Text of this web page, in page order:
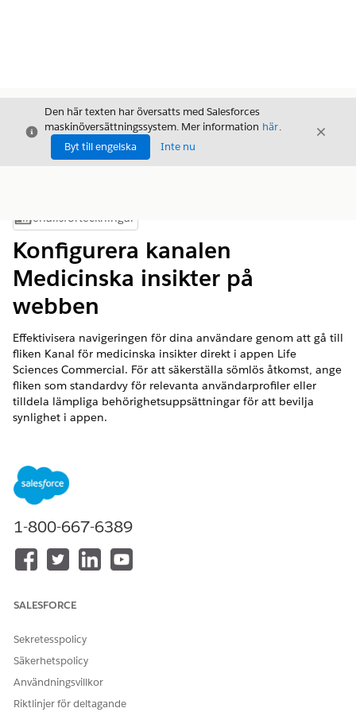
Stäng
Den här texten har översatts med Salesforces
maskinöversättningssystem. Mer information här.
Byt till engelska
Inte nu
Stäng
Visa innehållsförteckning
Innehållsförteckningar
Konfigurera kanalen
Medicinska insikter på
webben
Effektivisera navigeringen för dina användare genom att gå till
fliken Kanal för medicinska insikter direkt i appen Life
Sciences Commercial. För att säkerställa sömlös åtkomst, ange
fliken som standardvy för relevanta användarprofiler eller
tilldela lämpliga behörighetsuppsättningar för att bevilja
synlighet i appen.
Tillgängliga i: Lightning Experience
Tillgängliga i:
tilläggslicensen Life Sciences Cloud för kundengagemang
och det hanterade paketet Life Sciences Kundengagemang.
ANVÄNDARBEHÖRIGHETER SOM KRÄVS
Hantera snabbåtgärder för
Gå till fliken Kanal för medicinska insikter för användare
genom att konfigurera Profiler.
Sök fram och öppna
1-800-667-6389
SALESFORCE
Sekretesspolicy
Säkerhetspolicy
Användningsvillkor
Riktlinjer för deltagande